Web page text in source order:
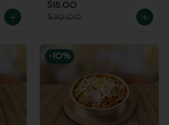
$15.00
$30.00
-10%